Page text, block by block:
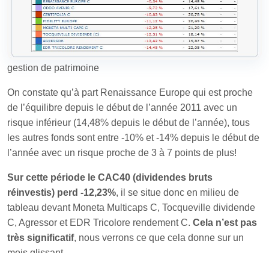
gestion de patrimoine
On constate qu’à part Renaissance Europe qui est proche
de l’équilibre depuis le début de l’année 2011 avec un
risque inférieur (14,48% depuis le début de l’année), tous
les autres fonds sont entre -10% et -14% depuis le début de
l’année avec un risque proche de 3 à 7 points de plus!
Sur cette période le CAC40 (dividendes bruts
réinvestis) perd -12,23%, il se situe donc en milieu de
tableau devant Moneta Multicaps C, Tocqueville dividende
C, Agressor et EDR Tricolore rendement C. Cela n’est pas
très significatif, nous verrons ce que cela donne sur un